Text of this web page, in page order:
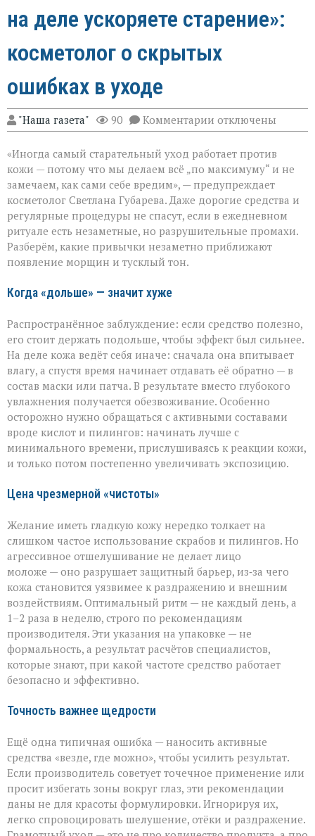
на деле ускоряете старение»:
косметолог о скрытых
ошибках в уходе
"Наша газета" 90 Комментарии к
записи
думаете,
что
ухаживаете,
а
на
деле
ускоряете
старение»:
косметолог
отключены
«Иногда самый старательный уход работает против
кожи — потому что мы делаем всё „по максимуму“ и не
замечаем, как сами себе вредим», — предупреждает
косметолог Светлана Губарева. Даже дорогие средства и
регулярные процедуры не спасут, если в ежедневном
ритуале есть незаметные, но разрушительные промахи.
Разберём, какие привычки незаметно приближают
появление морщин и тусклый тон.
Когда «дольше» — значит хуже
Распространённое заблуждение: если средство полезно,
его стоит держать подольше, чтобы эффект был сильнее.
На деле кожа ведёт себя иначе: сначала она впитывает
влагу, а спустя время начинает отдавать её обратно — в
состав маски или патча. В результате вместо глубокого
увлажнения получается обезвоживание. Особенно
осторожно нужно обращаться с активными составами
вроде кислот и пилингов: начинать лучше с
минимального времени, прислушиваясь к реакции кожи,
и только потом постепенно увеличивать экспозицию.
Цена чрезмерной «чистоты»
Желание иметь гладкую кожу нередко толкает на
слишком частое использование скрабов и пилингов. Но
агрессивное отшелушивание не делает лицо
моложе — оно разрушает защитный барьер, из‑за чего
кожа становится уязвимее к раздражению и внешним
воздействиям. Оптимальный ритм — не каждый день, а
1–2 раза в неделю, строго по рекомендациям
производителя. Эти указания на упаковке — не
формальность, а результат расчётов специалистов,
которые знают, при какой частоте средство работает
безопасно и эффективно.
Точность важнее щедрости
Ещё одна типичная ошибка — наносить активные
средства «везде, где можно», чтобы усилить результат.
Если производитель советует точечное применение или
просит избегать зоны вокруг глаз, эти рекомендации
даны не для красоты формулировки. Игнорируя их,
легко спровоцировать шелушение, отёки и раздражение.